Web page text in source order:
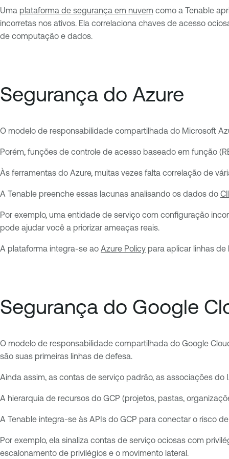
Uma plataforma de segurança em nuvem como a Tenable
incorretas nos ativos. Ela correlaciona chaves de acesso
de computação e dados.
Segurança do Azure
O modelo de responsabilidade compartilhada do Microsoft
Porém, funções de controle de acesso baseado em função
Às ferramentas do Azure, muitas vezes falta correlação de
A Tenable preenche essas lacunas analisando os dados do
Por exemplo, uma entidade de serviço com configuração
pode ajudar você a priorizar ameaças reais.
A plataforma integra-se ao Azure Policy para aplicar linhas
Segurança do Google
O modelo de responsabilidade compartilhada do Google
são suas primeiras linhas de defesa.
Ainda assim, as contas de serviço padrão, as associações
A hierarquia de recursos do GCP (projetos, pastas,
A Tenable integra-se às APIs do GCP para conectar o risco
Por exemplo, ela sinaliza contas de serviço ociosas com
escalonamento de privilégios e o movimento lateral.